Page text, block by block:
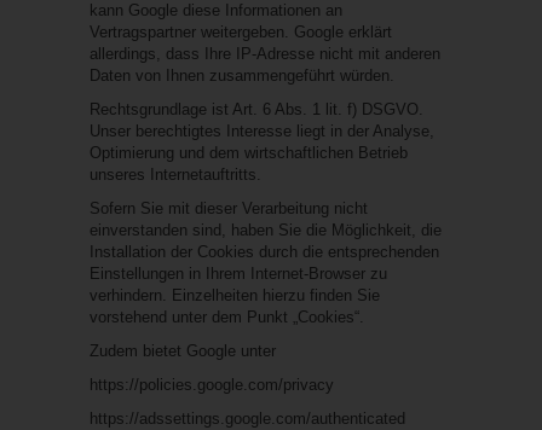
kann Google diese Informationen an
Vertragspartner weitergeben. Google erklärt
allerdings, dass Ihre IP-Adresse nicht mit anderen
Daten von Ihnen zusammengeführt würden.
Rechtsgrundlage ist Art. 6 Abs. 1 lit. f) DSGVO.
Unser berechtigtes Interesse liegt in der Analyse,
Optimierung und dem wirtschaftlichen Betrieb
unseres Internetauftritts.
Sofern Sie mit dieser Verarbeitung nicht
einverstanden sind, haben Sie die Möglichkeit, die
Installation der Cookies durch die entsprechenden
Einstellungen in Ihrem Internet-Browser zu
verhindern. Einzelheiten hierzu finden Sie
vorstehend unter dem Punkt „Cookies“.
Zudem bietet Google unter
https://policies.google.com/privacy
https://adssettings.google.com/authenticated